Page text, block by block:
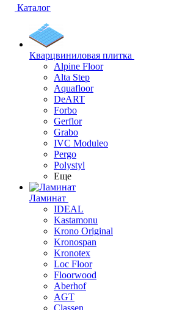
Каталог
Кварцвиниловая плитка
Alpine Floor
Alta Step
Aquafloor
DeART
Forbo
Gerflor
Grabo
IVC Moduleo
Pergo
Polystyl
Еще
Ламинат
IDEAL
Kastamonu
Krono Original
Kronospan
Kronotex
Loc Floor
Floorwood
Aberhof
AGT
Classen